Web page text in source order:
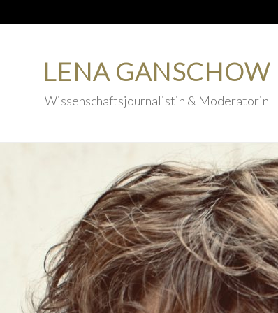
LENA GANSCHOW
Wissenschaftsjournalistin & Moderatorin